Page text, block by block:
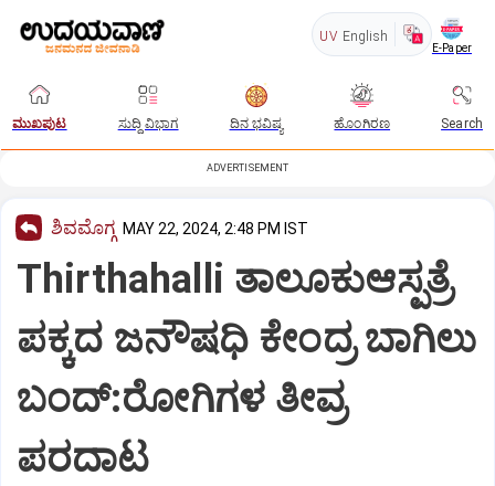
UV English
E-Paper
ಮುಖಪುಟ ಸುದ್ದಿ ವಿಭಾಗ ದಿನ ಭವಿಷ್ಯ ಹೊಂಗಿರಣ Search
ADVERTISEMENT
ಶಿವಮೊಗ್ಗ MAY 22, 2024, 2:48 PM IST
Thirthahalli ತಾಲೂಕುಆಸ್ಪತ್ರೆ
ಪಕ್ಕದ ಜನೌಷಧಿ ಕೇಂದ್ರ ಬಾಗಿಲು
ಬಂದ್​:ರೋಗಿಗಳ ತೀವ್ರ
ಪರದಾಟ